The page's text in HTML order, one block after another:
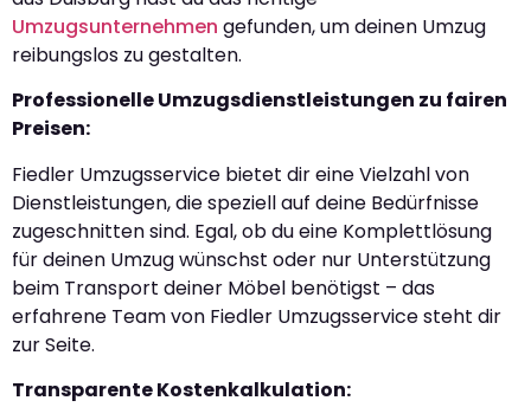
Umzugsunternehmen gefunden, um deinen Umzug
reibungslos zu gestalten.
Professionelle Umzugsdienstleistungen zu fairen
Preisen:
Fiedler Umzugsservice bietet dir eine Vielzahl von
Dienstleistungen, die speziell auf deine Bedürfnisse
zugeschnitten sind. Egal, ob du eine Komplettlösung
für deinen Umzug wünschst oder nur Unterstützung
beim Transport deiner Möbel benötigst – das
erfahrene Team von Fiedler Umzugsservice steht dir
zur Seite.
Transparente Kostenkalkulation: